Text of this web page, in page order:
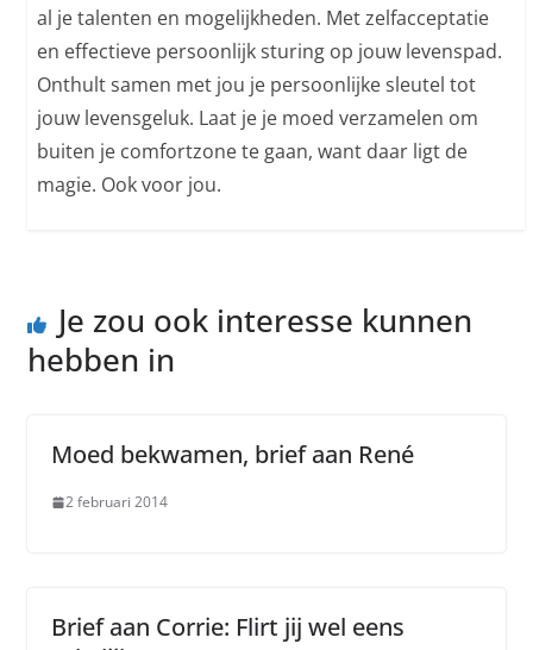
al je talenten en mogelijkheden. Met zelfacceptatie
en effectieve persoonlijk sturing op jouw levenspad.
Onthult samen met jou je persoonlijke sleutel tot
jouw levensgeluk. Laat je je moed verzamelen om
buiten je comfortzone te gaan, want daar ligt de
magie. Ook voor jou.
Je zou ook interesse kunnen
hebben in
Moed bekwamen, brief aan René
2 februari 2014
Brief aan Corrie: Flirt jij wel eens